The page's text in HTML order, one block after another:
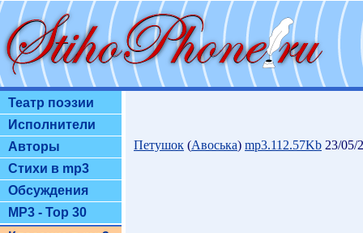
Театр поэзии
Исполнители
Авторы
Стихи в mp3
Обсуждения
MP3 - Top 30
Петушок (Авоська) mp3.112.57Kb 23/05/